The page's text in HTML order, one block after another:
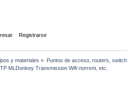
Registrarse
y materiales » Puntos de acceso, routers,
MLDonkey Transmission Wifi rtorrent, etc.